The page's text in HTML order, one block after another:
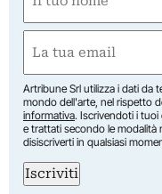
(Obbligatorio)
Nome
(Obbligatorio)
Artribune Srl utilizza i dati da
mondo dell'arte, nel rispetto
informativa. Iscrivendoti i
e trattati secondo le modalità
disiscriverti in qualsiasi
Iscriviti